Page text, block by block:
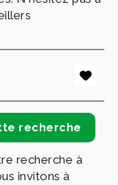
recherche à
invitons à